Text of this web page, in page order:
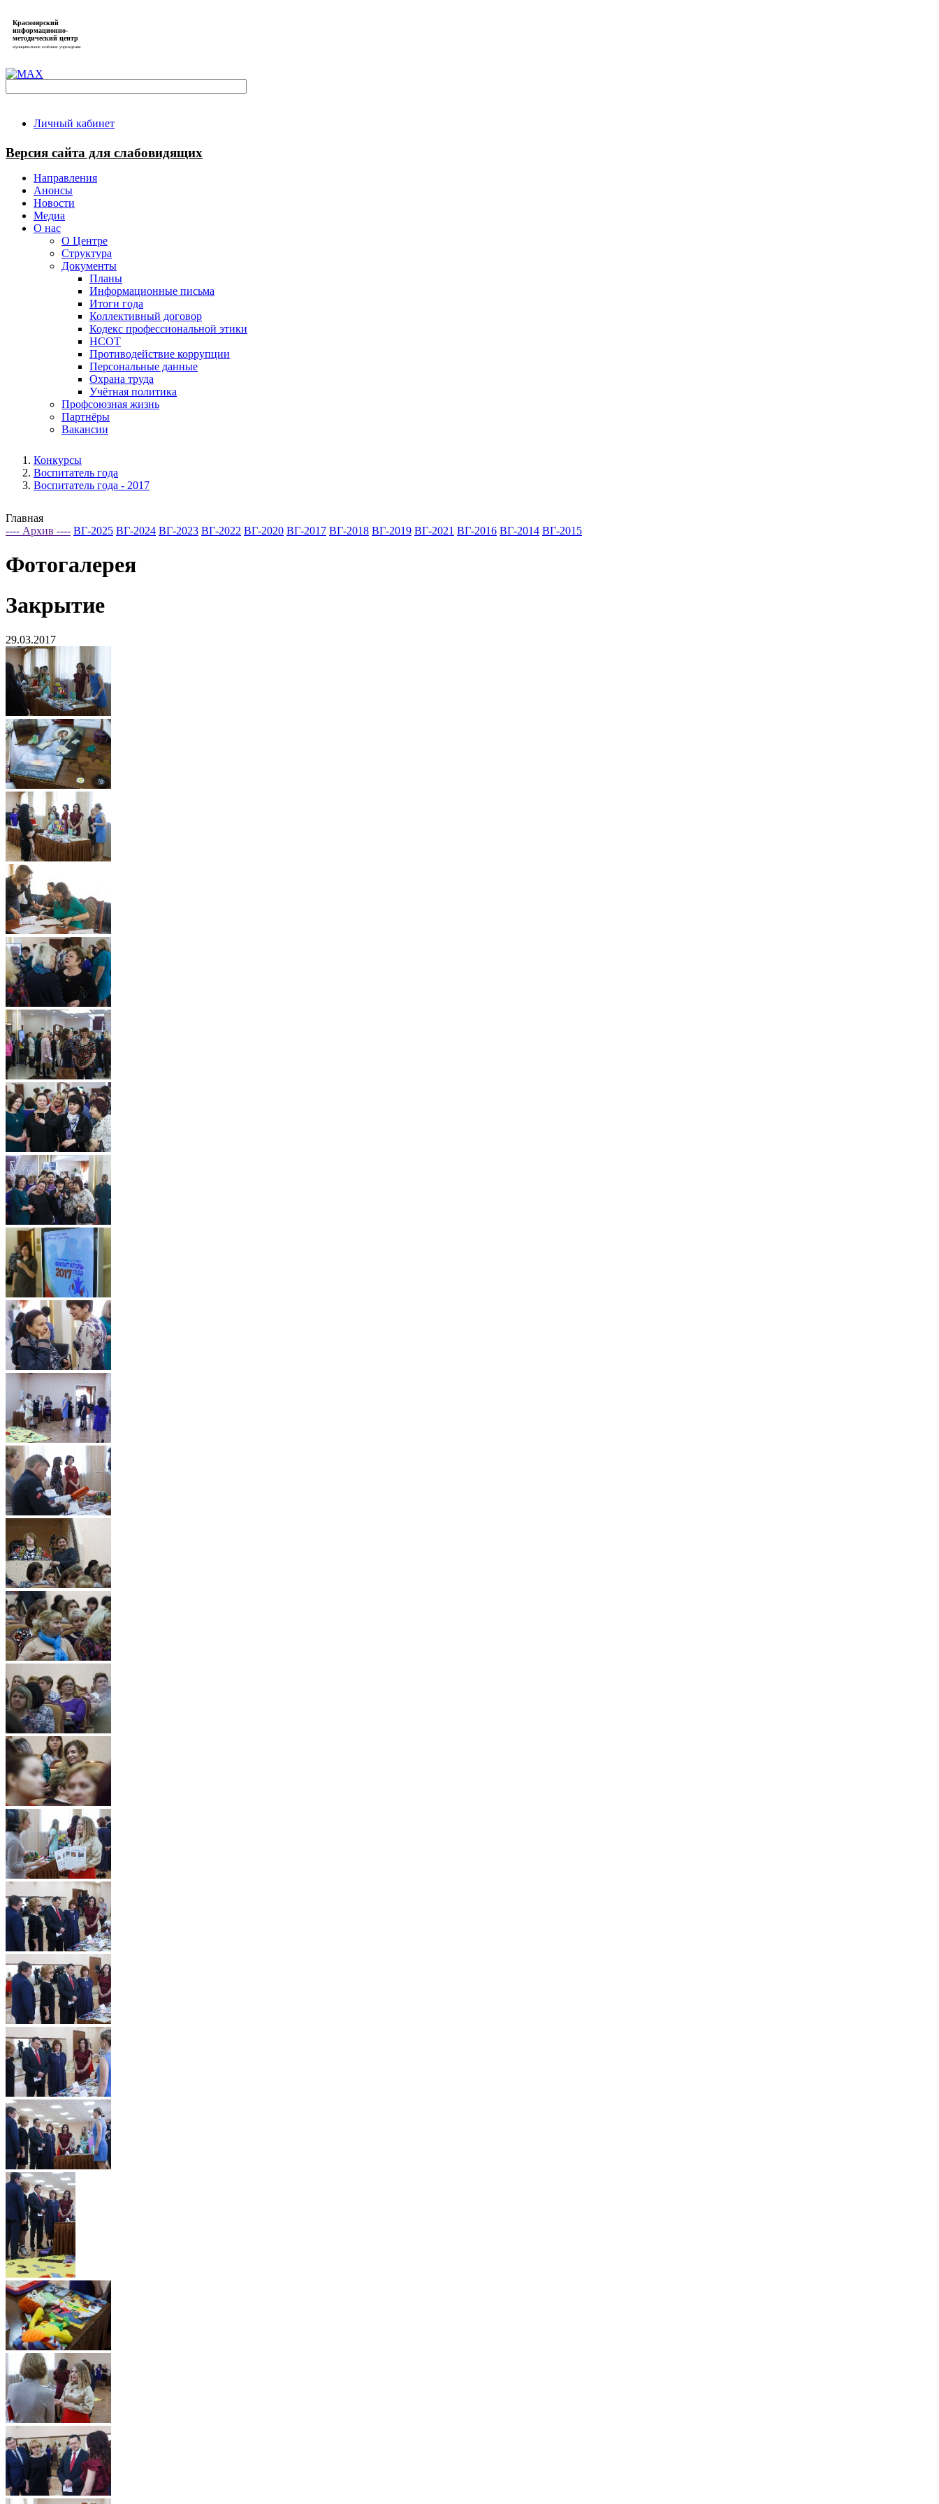
Красноярский
информационно-
методический центр
муниципальное казённое учреждение
Личный кабинет
Версия сайта для слабовидящих
Направления
Анонсы
Новости
Медиа
О нас
О Центре
Структура
Документы
Планы
Информационные письма
Итоги года
Коллективный договор
Кодекс профессиональной этики
НСОТ
Противодействие коррупции
Персональные данные
Охрана труда
Учётная политика
Профсоюзная жизнь
Партнёры
Вакансии
Конкурсы
Воспитатель года
Воспитатель года - 2017
Главная
---- Архив ---- ВГ-2025 ВГ-2024 ВГ-2023 ВГ-2022 ВГ-2020 ВГ-2017 ВГ-2018 ВГ-2019 ВГ-2021 ВГ-2016 ВГ-2014 ВГ-2015
Фотогалерея
Закрытие
29.03.2017